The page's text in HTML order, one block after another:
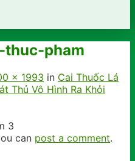
pham
× 1993 in Cai Thuốc Lá
Thủ Vô Hình Ra Khỏi
3
can post a comment.